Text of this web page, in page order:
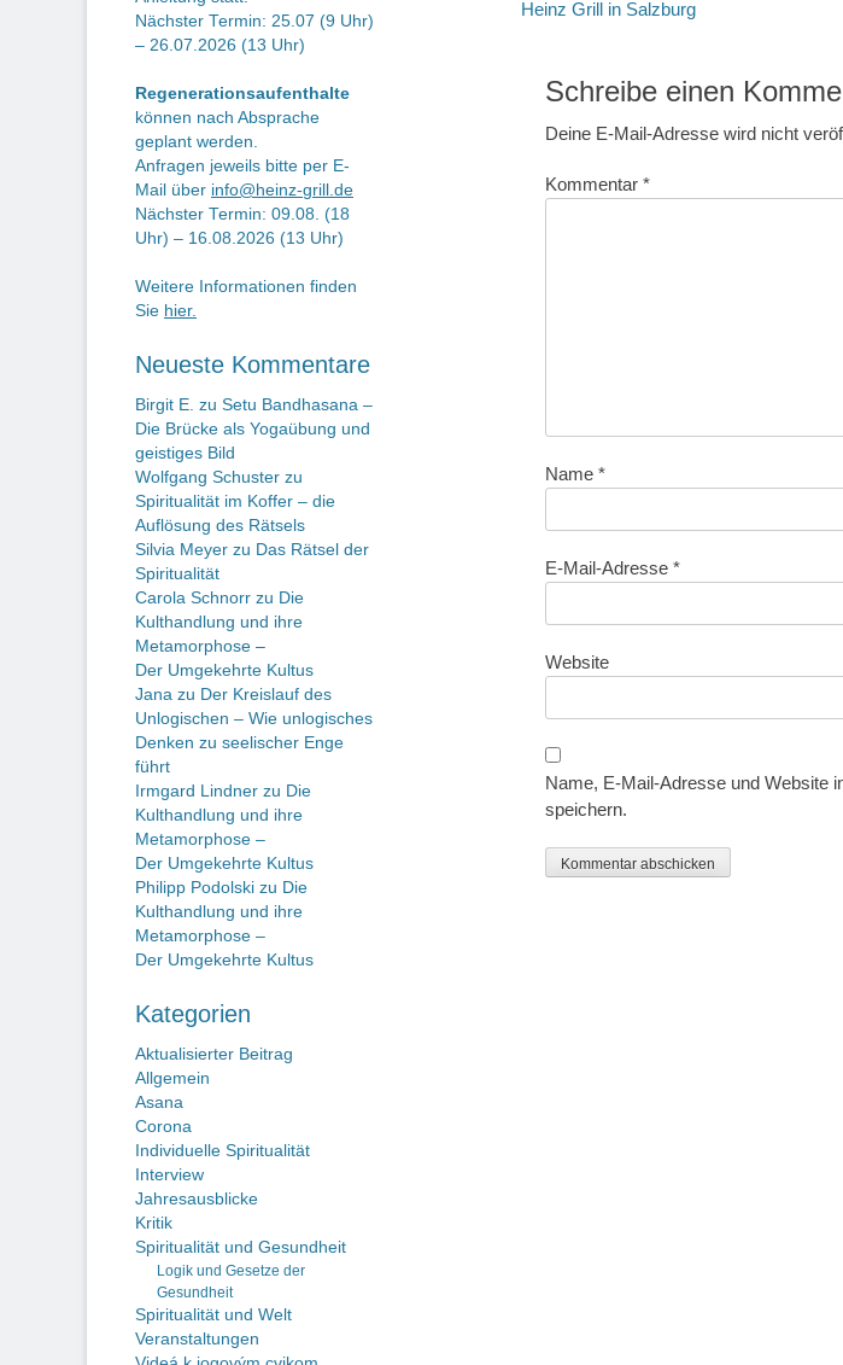
Beitrag:
Heinz Grill in Salzburg
Schreibe einen
Deine E-Mail-Adresse wird nicht
Kommentar *
Name *
E-Mail-Adresse *
Website
Name, E-Mail-Adresse und Website
speichern.
Nächster Termin: 25.07 (9 Uhr)
– 26.07.2026 (13 Uhr)
Regenerationsaufenthalte
können nach Absprache
geplant werden.
Anfragen jeweils bitte per E-
Mail über info@heinz-grill.de
Nächster Termin: 09.08. (18
Uhr) – 16.08.2026 (13 Uhr)
Weitere Informationen finden
Sie hier.
Neueste Kommentare
Birgit E. zu Setu Bandhasana –
Die Brücke als Yogaübung und
geistiges Bild
Wolfgang Schuster zu
Spiritualität im Koffer – die
Auflösung des Rätsels
Silvia Meyer zu Das Rätsel der
Spiritualität
Carola Schnorr zu Die
Kulthandlung und ihre
Metamorphose –
Der Umgekehrte Kultus
Jana zu Der Kreislauf des
Unlogischen – Wie unlogisches
Denken zu seelischer Enge
führt
Irmgard Lindner zu Die
Kulthandlung und ihre
Metamorphose –
Der Umgekehrte Kultus
Philipp Podolski zu Die
Kulthandlung und ihre
Metamorphose –
Der Umgekehrte Kultus
Kategorien
Aktualisierter Beitrag
Allgemein
Asana
Corona
Individuelle Spiritualität
Interview
Jahresausblicke
Kritik
Spiritualität und Gesundheit
Logik und Gesetze der
Gesundheit
Spiritualität und Welt
Veranstaltungen